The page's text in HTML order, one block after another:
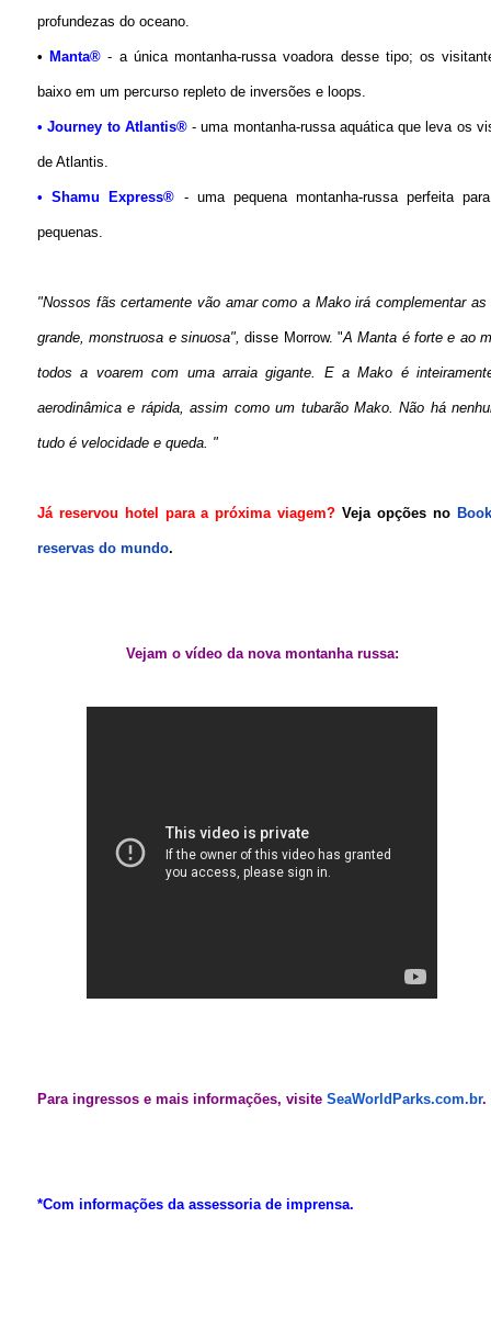
profundezas do oceano.
• Manta® - a única montanha-russa voadora desse tipo; os
baixo em um percurso repleto de inversões e loops.
• Journey to Atlantis®- uma montanha-russa aquática que leva os
de Atlantis.
• Shamu Express® - uma pequena montanha-russa perfeita
pequenas.
"Nossos fãs certamente vão amar como a Mako irá complementar
grande, monstruosa e sinuosa",disse Morrow. "A Manta é forte e ao
todos a voarem com uma arraia gigante. E a Mako é
aerodinâmica e rápida, assim como um tubarão Mako. Não há
tudo é velocidade e queda. "
Já reservou hotel para a próxima viagem?Veja opções no
reservas do mundo.
Vejam o vídeo da nova montanha russa:
Para ingressos e mais informações, visite SeaWorldParks.com.br.
*Com informações da assessoria de imprensa.